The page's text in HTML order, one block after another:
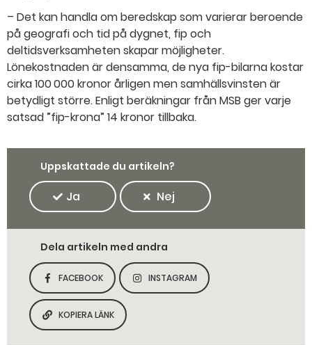
– Det kan handla om beredskap som varierar beroende
på geografi och tid på dygnet, fip och
deltidsverksamheten skapar möjligheter.
Lönekostnaden är densamma, de nya fip-bilarna kostar
cirka 100 000 kronor årligen men samhällsvinsten är
betydligt större. Enligt beräkningar från MSB ger varje
satsad ”fip-krona” 14 kronor tillbaka.
Uppskattade du artikeln?
Ja Nej
Dela artikeln med andra
DELA SIDAN PÅ
FACEBOOK
DELA SIDAN PÅ
INSTAGRAM
KOPIERA SIDANS LÄNK
KOPIERA LÄNK